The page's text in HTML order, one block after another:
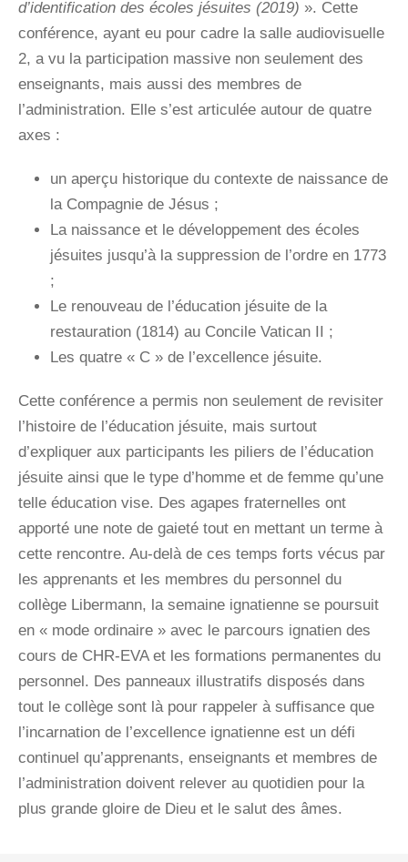
d’identification des écoles jésuites (2019) ». Cette
conférence, ayant eu pour cadre la salle audiovisuelle
2, a vu la participation massive non seulement des
enseignants, mais aussi des membres de
l’administration. Elle s’est articulée autour de quatre
axes :
un aperçu historique du contexte de naissance de
la Compagnie de Jésus ;
La naissance et le développement des écoles
jésuites jusqu’à la suppression de l’ordre en 1773
;
Le renouveau de l’éducation jésuite de la
restauration (1814) au Concile Vatican II ;
Les quatre « C » de l’excellence jésuite.
Cette conférence a permis non seulement de revisiter
l’histoire de l’éducation jésuite, mais surtout
d’expliquer aux participants les piliers de l’éducation
jésuite ainsi que le type d’homme et de femme qu’une
telle éducation vise. Des agapes fraternelles ont
apporté une note de gaieté tout en mettant un terme à
cette rencontre. Au-delà de ces temps forts vécus par
les apprenants et les membres du personnel du
collège Libermann, la semaine ignatienne se poursuit
en « mode ordinaire » avec le parcours ignatien des
cours de CHR-EVA et les formations permanentes du
personnel. Des panneaux illustratifs disposés dans
tout le collège sont là pour rappeler à suffisance que
l’incarnation de l’excellence ignatienne est un défi
continuel qu’apprenants, enseignants et membres de
l’administration doivent relever au quotidien pour la
plus grande gloire de Dieu et le salut des âmes.